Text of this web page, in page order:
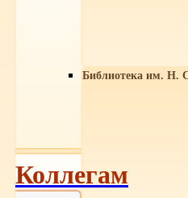
Библиотека им. Н.
Коллегам